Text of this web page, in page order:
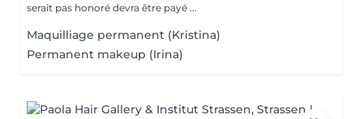
serait pas honoré devra être payé ...
Maquilliage permanent (Kristina)
Permanent makeup (Irina)